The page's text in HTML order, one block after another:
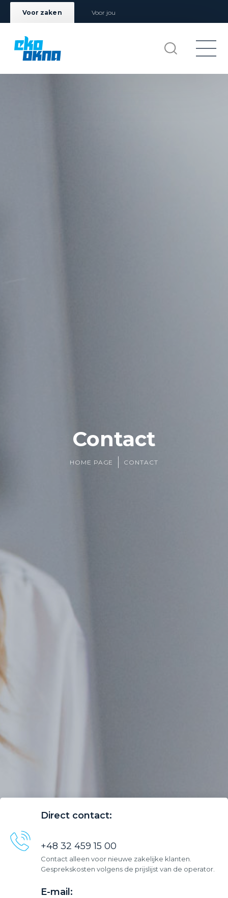
Voor zaken Voor jou
Contact
HOME PAGE CONTACT
Direct contact:
+48 32 459 15 00
Contact alleen voor nieuwe zakelijke klanten.
Gesprekskosten volgens de prijslijst van de operator.
E-mail: